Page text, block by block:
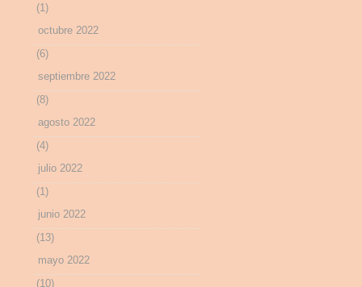
(1)
octubre 2022
(6)
septiembre 2022
(8)
agosto 2022
(4)
julio 2022
(1)
junio 2022
(13)
mayo 2022
(10)